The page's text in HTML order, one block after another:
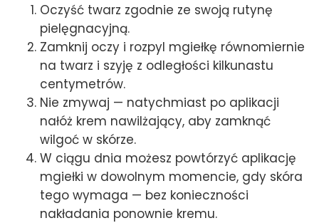
Oczyść twarz zgodnie ze swoją rutynę
pielęgnacyjną.
Zamknij oczy i rozpyl mgiełkę równomiernie
na twarz i szyję z odległości kilkunastu
centymetrów.
Nie zmywaj — natychmiast po aplikacji
nałóż krem nawilżający, aby zamknąć
wilgoć w skórze.
W ciągu dnia możesz powtórzyć aplikację
mgiełki w dowolnym momencie, gdy skóra
tego wymaga — bez konieczności
nakładania ponownie kremu.